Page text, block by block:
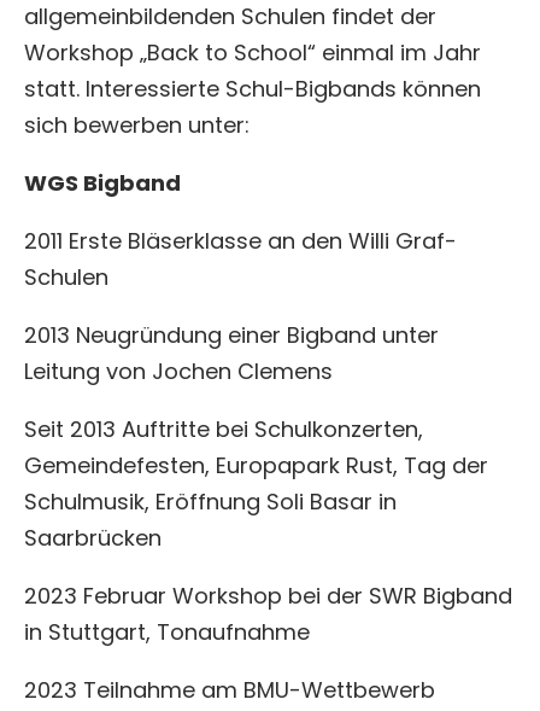
allgemeinbildenden Schulen findet der
Workshop „Back to School“ einmal im Jahr
statt. Interessierte Schul-Bigbands können
sich bewerben unter:
WGS Bigband
2011 Erste Bläserklasse an den Willi Graf-
Schulen
2013 Neugründung einer Bigband unter
Leitung von Jochen Clemens
Seit 2013 Auftritte bei Schulkonzerten,
Gemeindefesten, Europapark Rust, Tag der
Schulmusik, Eröffnung Soli Basar in
Saarbrücken
2023 Februar Workshop bei der SWR Bigband
in Stuttgart, Tonaufnahme
2023 Teilnahme am BMU-Wettbewerb